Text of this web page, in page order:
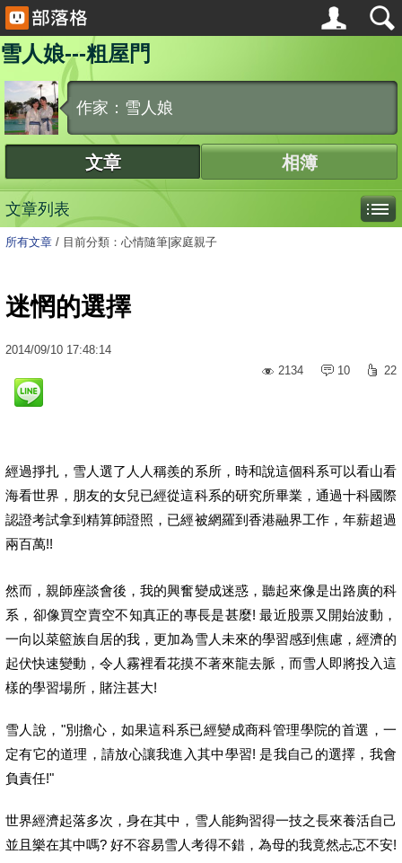
雪人娘---粗屋門
作家：雪人娘
文章 相簿
文章列表
所有文章 / 目前分類：心情隨筆|家庭親子
迷惘的選擇
2014/09/10 17:48:14
2134
10 22
經過掙扎，雪人選了人人稱羨的系所，時和說這個科系可以看山看
海看世界，朋友的女兒已經從這科系的研究所畢業，通過十科國際
認證考試拿到精算師證照，已經被網羅到香港融界工作，年薪超過
兩百萬!!
然而，親師座談會後，我的興奮變成迷惑，聽起來像是出路廣的科
系，卻像買空賣空不知真正的專長是甚麼! 最近股票又開始波動，
一向以菜籃族自居的我，更加為雪人未來的學習感到焦慮，經濟的
起伏快速變動，令人霧裡看花摸不著來龍去脈，而雪人即將投入這
樣的學習場所，賭注甚大!
雪人說，"別擔心，如果這科系已經變成商科管理學院的首選，一
定有它的道理，請放心讓我進入其中學習! 是我自己的選擇，我會
負責任!"
世界經濟起落多次，身在其中，雪人能夠習得一技之長來養活自己
並且樂在其中嗎? 好不容易雪人考得不錯，為母的我竟然忐忑不安!